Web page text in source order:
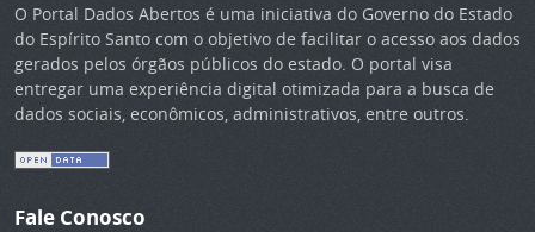
O Portal Dados Abertos é uma iniciativa do Governo do Estado
do Espírito Santo com o objetivo de facilitar o acesso aos dados
gerados pelos órgãos públicos do estado. O portal visa
entregar uma experiência digital otimizada para a busca de
dados sociais, econômicos, administrativos, entre outros.
Fale Conosco